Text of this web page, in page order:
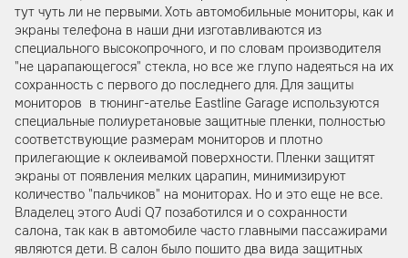
тут чуть ли не первыми. Хоть автомобильные мониторы, как и
экраны телефона в наши дни изготавливаются из
специального высокопрочного, и по словам производителя
"не царапающегося" стекла, но все же глупо надеяться на их
сохранность с первого до последнего для. Для защиты
мониторов в тюнинг-ателье Eastline Garage используются
специальные полиуретановые защитные пленки, полностью
соответствующие размерам мониторов и плотно
прилегающие к оклеивамой поверхности. Пленки защитят
экраны от появления мелких царапин, минимизируют
количество "пальчиков" на мониторах. Но и это еще не все.
Владелец этого Audi Q7 позаботился и о сохранности
салона, так как в автомобиле часто главными пассажирами
являются дети. В салон было пошито два вида защитных